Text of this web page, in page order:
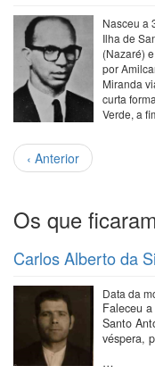
Nasceu a
Ilha de
(Nazaré)
por
Miranda
curta
Verde, a
Paginação
Página
anterior
‹ Anterior
Os que
Carlos Alberto da
Data da
Faleceu
Santo
véspera,
…